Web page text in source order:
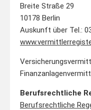
Breite Straße 29
10178 Berlin
Auskunft über Tel.:
Berufsrechtliche
Berufsrechtliche